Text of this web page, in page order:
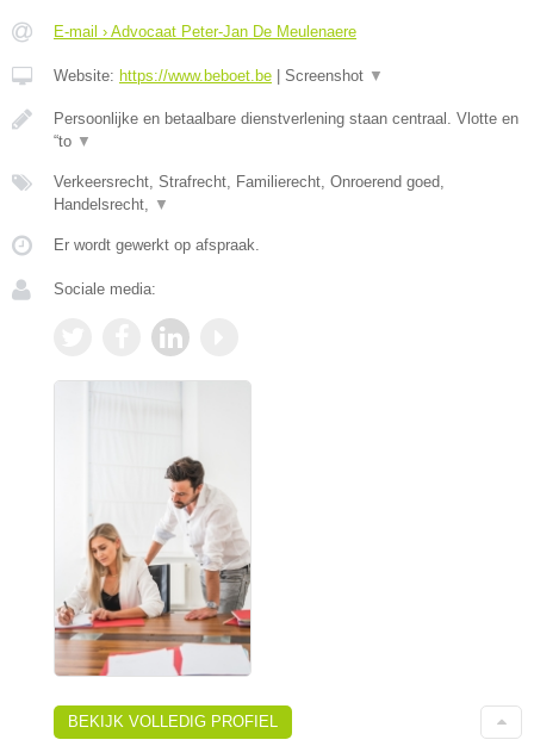
E-mail › Advocaat Peter-Jan De Meulenaere
Website: https://www.beboet.be Screenshot ▼
Persoonlijke en betaalbare dienstverlening staan centraal. Vlotte en
“to ▼
Verkeersrecht, Strafrecht, Familierecht, Onroerend goed,
Handelsrecht, ▼
Er wordt gewerkt op afspraak.
Sociale media:
BEKIJK VOLLEDIG PROFIEL